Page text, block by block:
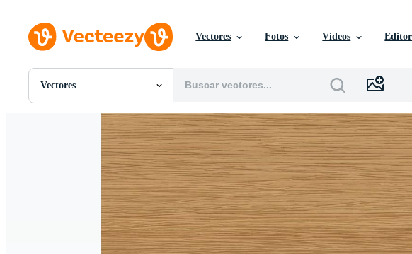
Vectores Fotos Vídeos
Vectores
Todas Imágenes
Gráficos en Movimiento
Imágenes Editoriales
Eventos Editoriales